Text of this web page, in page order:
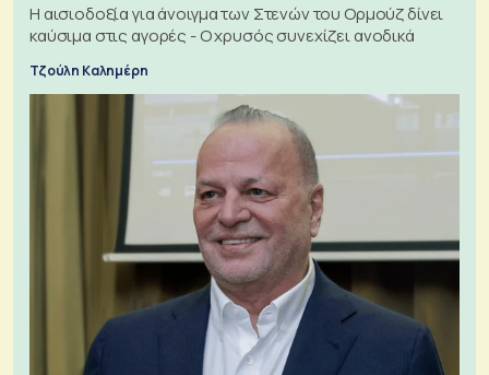
Η αισιοδοξία για άνοιγμα των Στενών του Ορμούζ δίνει
καύσιμα στις αγορές - Ο χρυσός συνεχίζει ανοδικά
Τζούλη Καλημέρη